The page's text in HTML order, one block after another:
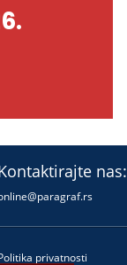
nas:
privatnosti